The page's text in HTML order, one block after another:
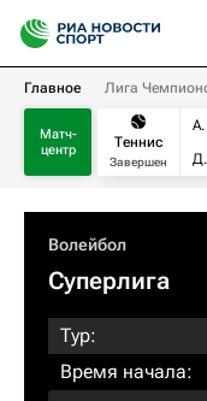
Главное Лига
Матч-
центр
Теннис
Завершен
А.
Волейбол
Суперлига
Тур:
Время начала: